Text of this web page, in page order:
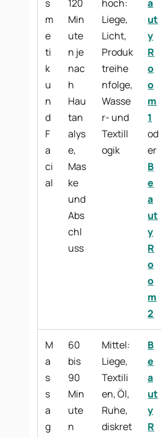
s
m
e
ti
k
u
n
d
F
a
ci
al
120
Min
ute
n je
nac
h
Hau
tan
alys
e,
Mas
ke
und
Abs
chl
uss
hoch:
Liege,
Licht,
Produk
treihe
nfolge,
Wasse
r- und
Textill
ogik
a
ut
y
R
o
o
m
1
od
er
B
e
a
ut
y
R
o
o
m
2
M
a
s
s
a
g
60
bis
90
Min
ute
n
Mittel:
Liege,
Textili
en, Öl,
Ruhe,
diskret
B
e
a
ut
y
R